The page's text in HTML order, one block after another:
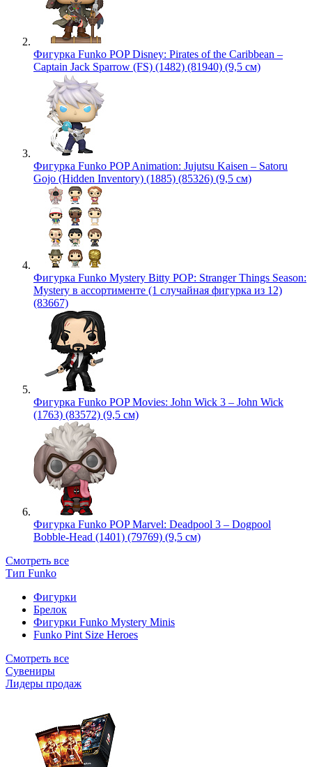
Фигурка Funko POP Disney: Pirates of the Caribbean –
Captain Jack Sparrow (FS) (1482) (81940) (9,5 см)
Фигурка Funko POP Animation: Jujutsu Kaisen – Satoru
Gojo (Hidden Inventory) (1885) (85326) (9,5 см)
Фигурка Funko Mystery Bitty POP: Stranger Things Season:
Mystery в ассортименте (1 случайная фигурка из 12)
(83667)
Фигурка Funko POP Movies: John Wick 3 – John Wick
(1763) (83572) (9,5 см)
Фигурка Funko POP Marvel: Deadpool 3 – Dogpool
Bobble-Head (1401) (79769) (9,5 см)
Смотреть все
Тип Funko
Фигурки
Брелок
Фигурки Funko Mystery Minis
Funko Pint Size Heroes
Смотреть все
Сувениры
Лидеры продаж